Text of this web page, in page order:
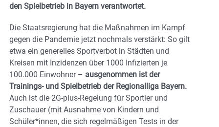
den Spielbetrieb in Bayern verantwortet.
Die Staatsregierung hat die Maßnahmen im Kampf
gegen die Pandemie jetzt nochmals verstärkt: So gilt
etwa ein generelles Sportverbot in Städten und
Kreisen mit Inzidenzen über 1000 Infizierten je
100.000 Einwohner – ausgenommen ist der
Trainings- und Spielbetrieb der Regionalliga Bayern.
Auch ist die 2G-plus-Regelung für Sportler und
Zuschauer (mit Ausnahme von Kindern und
Schüler*innen, die sich regelmäßigen Tests in der